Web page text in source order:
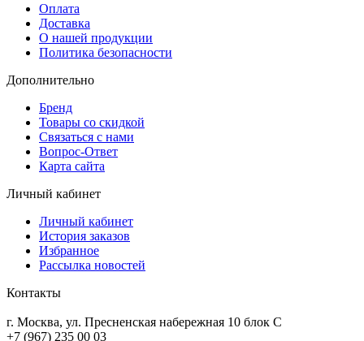
Оплата
Доставка
О нашей продукции
Политика безопасности
Дополнительно
Бренд
Товары со скидкой
Связаться с нами
Вопрос-Ответ
Карта сайта
Личный кабинет
Личный кабинет
История заказов
Избранное
Рассылка новостей
Контакты
г. Москва, ул. Пресненская набережная 10 блок С
+7 (967) 235 00 03